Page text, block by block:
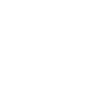
protagonistes